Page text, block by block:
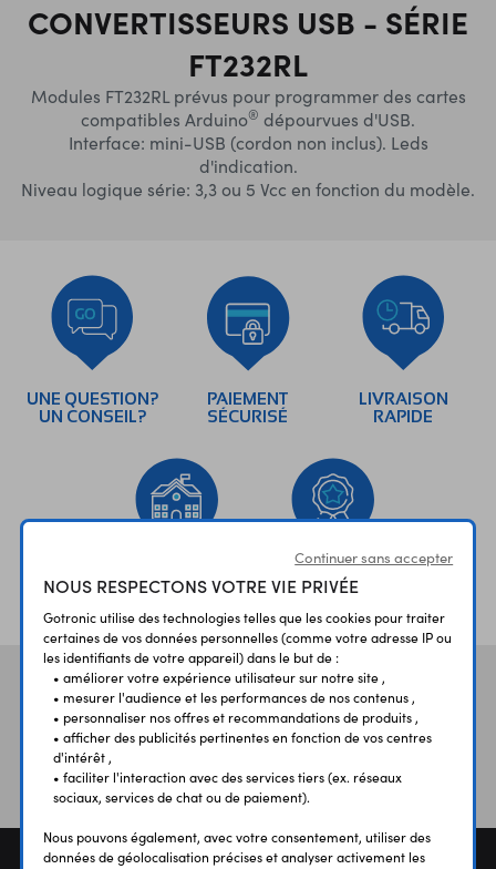
CONVERTISSEURS USB - SÉRIE
FT232RL
Modules FT232RL prévus pour programmer des cartes
compatibles Arduino® dépourvues d'USB.
Interface: mini-USB (cordon non inclus). Leds
d'indication.
Niveau logique série: 3,3 ou 5 Vcc en fonction du modèle.
UNE QUESTION?
UN CONSEIL?
PAIEMENT
SÉCURISÉ
LIVRAISON
RAPIDE
ÉTABLISSEMENTS
SCOLAIRES
PLUS 30 ANS
D’EXPERIENCE
Vos aviset témoignages
COMMANDE
Continuer sans accepter
NOUS RESPECTONS VOTRE VIE PRIVÉE
Gotronic utilise des technologies telles que les cookies pour traiter
certaines de vos données personnelles (comme votre adresse IP ou
les identifiants de votre appareil) dans le but de :
• améliorer votre expérience utilisateur sur notre site ,
• mesurer l'audience et les performances de nos contenus ,
• personnaliser nos offres et recommandations de produits ,
• afficher des publicités pertinentes en fonction de vos centres
d'intérêt ,
• faciliter l'interaction avec des services tiers (ex. réseaux
sociaux, services de chat ou de paiement).
Nous pouvons également, avec votre consentement, utiliser des
données de géolocalisation précises et analyser activement les